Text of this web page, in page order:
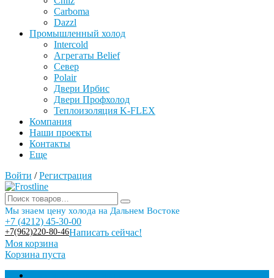
Carboma
Dazzl
Промышленный холод
Intercold
Агрегаты Belief
Север
Polair
Двери Ирбис
Двери Профхолод
Теплоизоляция K-FLEX
Компания
Наши проекты
Контакты
Еще
Войти / Регистрация
Мы знаем цену холода на Дальнем Востоке
+7 (4212) 45-30-00
+7(962)220-80-46Написать сейчас!
Моя корзина
Корзина пуста